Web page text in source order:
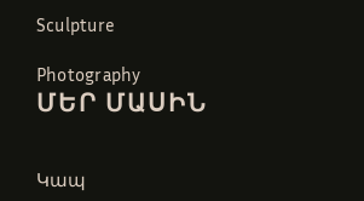
Sculpture
Photography
ՄԵՐ ՄԱՍԻՆ
Կապ